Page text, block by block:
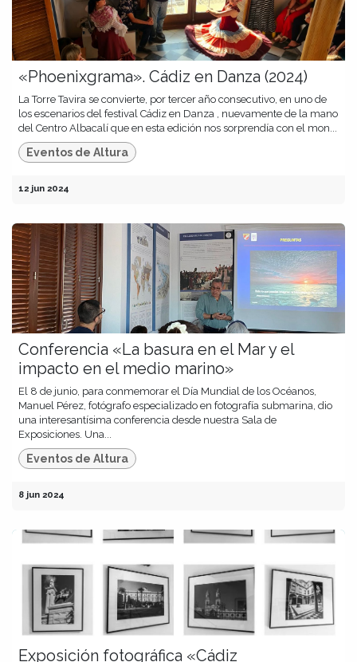
«Phoenixgrama». Cádiz en Danza (2024)
La Torre Tavira se convierte, por tercer año consecutivo, en uno de
los escenarios del festival Cádiz en Danza , nuevamente de la mano
del Centro Albacalí que en esta edición nos sorprendía con el mon...
Eventos de Altura
12 jun 2024
Conferencia «La basura en el Mar y el
impacto en el medio marino»
El 8 de junio, para conmemorar el Día Mundial de los Océanos,
Manuel Pérez, fotógrafo especializado en fotografía submarina, dio
una interesantísima conferencia desde nuestra Sala de
Exposiciones. Una...
Eventos de Altura
8 jun 2024
Exposición fotográfica «Cádiz